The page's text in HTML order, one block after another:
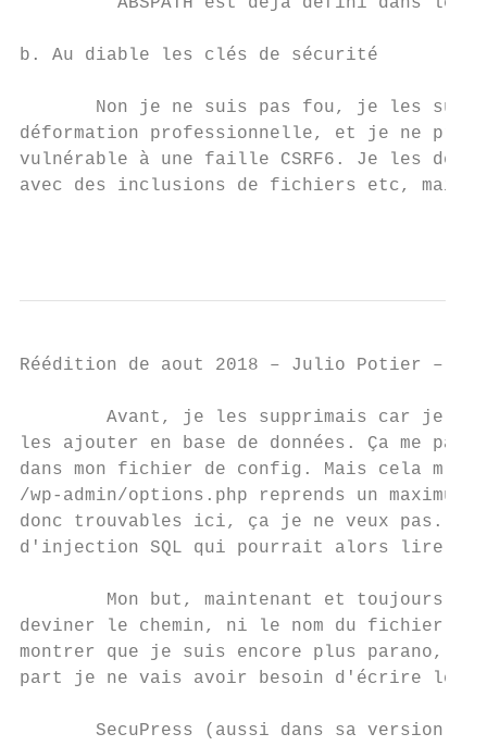
b. Au diable les clés de sécurité
Non je ne suis pas fou, je les
déformation professionnelle, et je ne
vulnérable à une faille CSRF​6​. Je les
avec des inclusions de fichiers etc, mais
Réédition de aout 2018 – Julio Potier –
Avant, je les supprimais car je
les ajouter en base de données. Ça me
dans mon fichier de config. Mais cela m'a
/wp-admin/options.php reprends un
donc trouvables ici, ça je ne veux pas.
d'injection SQL qui pourrait alors lire
Mon but, maintenant et toujours,
deviner le chemin, ni le nom du fichier
montrer que je suis encore plus parano,
part je ne vais avoir besoin d'écrire le
SecuPress (aussi dans sa version